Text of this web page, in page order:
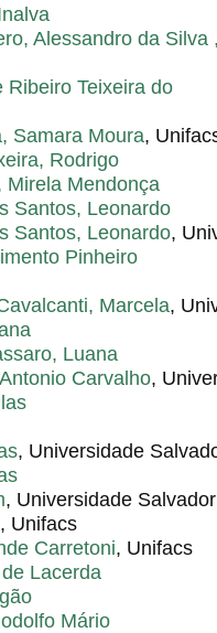
Alessandro da Silva
Ribeiro Teixeira do
Samara Moura,
Rodrigo
Mirela Mendonça
Santos, Leonardo
Santos, Leonardo,
Pinheiro
Marcela,
Luana
Carvalho,
, Universidade
, Universidade Salvador
, Unifacs
Carretoni, Unifacs
Lacerda
Mário